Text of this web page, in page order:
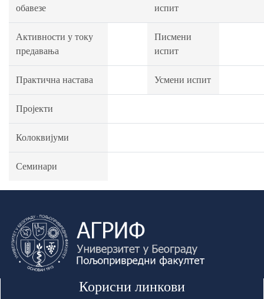
обавезе
испит
Активности у току
предавања
Писмени
испит
Практична настава Усмени испит
Пројекти
Колоквијуми
Семинари
Корисни линкови